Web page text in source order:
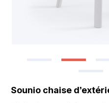
Sounio chaise